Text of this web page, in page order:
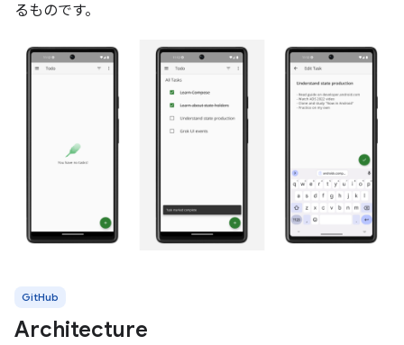
るものです。
GitHub
Architecture